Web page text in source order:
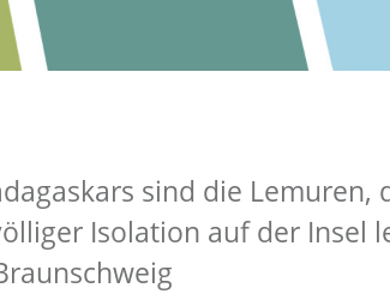
sind die
Isolation auf der Insel